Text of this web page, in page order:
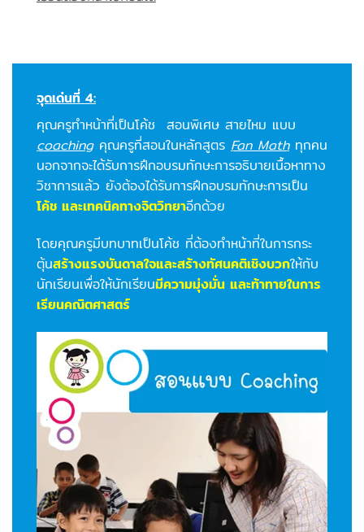
จุดเด่นที่ 4:
คุณครูทำหน้าที่เป็นโค้ช สอนพิเศษ สายไหม แบบ
coachingคุณครูที่สอนในหลักสูตร Fan Mathทุกคน
นอกจากจะได้รับการฝึกอบรมทักษะการอธิบายเนื้อหาทาง
วิชาการแล้ว ยังต้องได้รับการฝึกอบรมทักษะการเป็น
โค้ช และเทคนิคทางจิตวิทยาอีกด้วย
โดยคุณครูมีบทบาทเป็นโค้ช ที่ต้องทำหน้าที่ในการกระ
ตุ้นสร้างแรงบันดาลใจและสร้างทัศนคติเชิงบวกให้กับ
นักเรียนเพื่อให้นักเรียนมีความมุ่งมั่น และท้าทายในการ
เรียนคณิตศาสตร์